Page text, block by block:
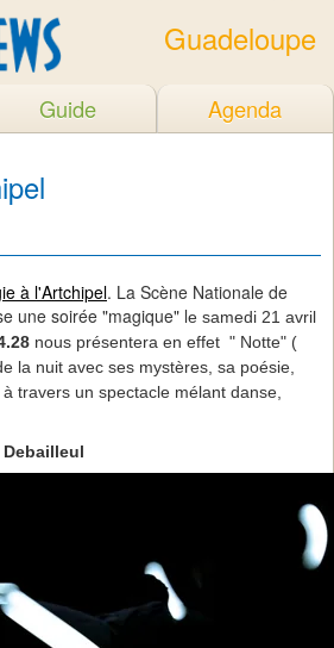
Guadeloupe
Guide Agenda
à l'Artchipel. La Scène Nationale de
une soirée "magique" le samedi 21 avril
nous présentera en effet " Notte" (
la nuit avec ses mystères, sa poésie,
travers un spectacle mélant danse,